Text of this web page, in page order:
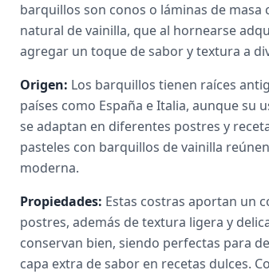
barquillos son conos o láminas de
natural de vainilla, que al hornearse
agregar un toque de sabor y textura a
Origen: Los barquillos tienen raíces
países como España e Italia, aunque su
se adaptan en diferentes postres y
pasteles con barquillos de vainilla
moderna.
Propiedades: Estas costras aportan un
postres, además de textura ligera y
conservan bien, siendo perfectas para
capa extra de sabor en recetas dulces.